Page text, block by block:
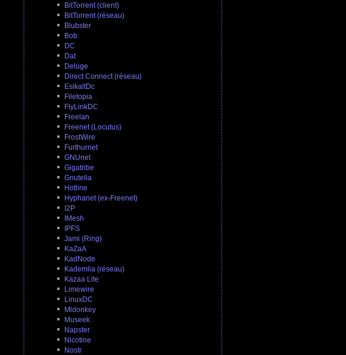
BitTorrent (client)
BitTorrent (réseau)
Blubster
Bob
DC
Dat
Deluge
Direct Connect (réseau)
EsikaltDc
Filetopia
FlyLinkDC
Freelan
Freenet (Locutus)
FrostWire
Furthurnet
GNUnet
Gigatribe
Gnutella
Hotline
Hyphanet (ex-Freenet)
I2P
IMesh
IPFS
Jami (Ring)
KaZaA
KadNode
Kademlia (réseau)
Kazaa Lite
Limewire
LinuxDC
Mldonkey
Museek
Napster
Nicotine
Nostr